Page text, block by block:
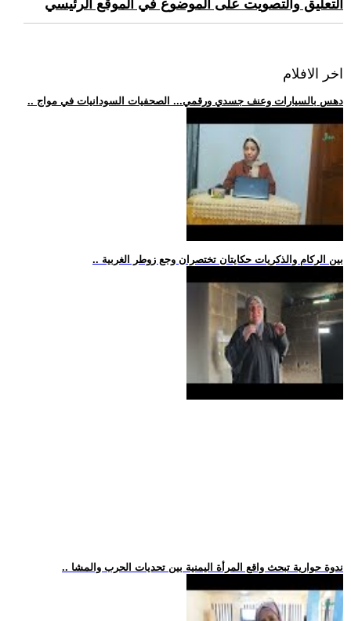
التعليق والتصويت على الموضوع في الموقع الرئيسي
اخر الافلام
.. دهس بالسيارات وعنف جسدي ورقمي... الصحفيات السودانيات في مواج
.. بين الركام والذكريات حكايتان تختصران وجع زوطر الغربية
.. ندوة حوارية تبحث واقع المرأة اليمنية بين تحديات الحرب والمشا